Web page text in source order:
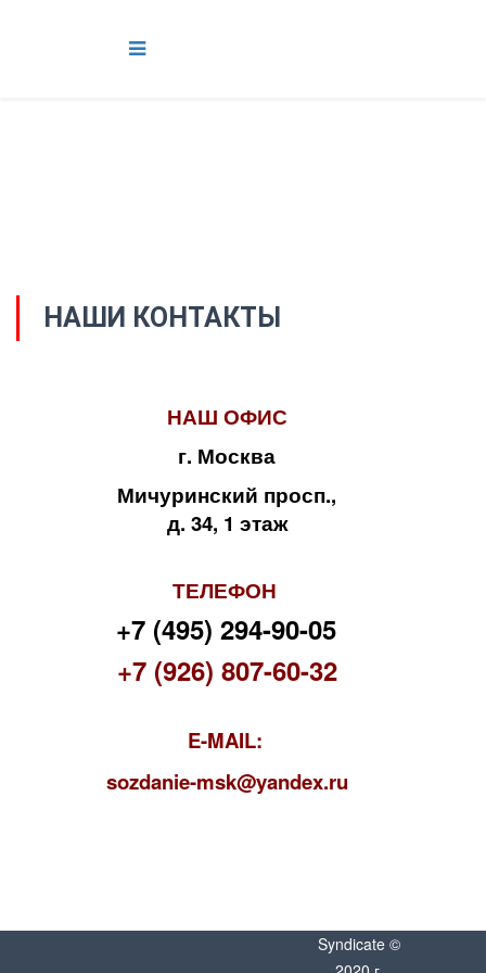
НАШИ КОНТАКТЫ
НАШ ОФИС
г. Москва
Мичуринский просп.,
д. 34, 1 этаж
ТЕЛЕФОН
+7 (495) 294-90-05
+7 (926) 807-60-32
E-MAIL:
sozdanie-msk@yandex.ru
Syndicate ©